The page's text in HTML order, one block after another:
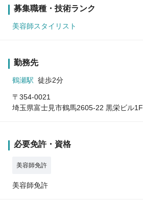
募集職種・技術ランク
美容師スタイリスト
勤務先
鶴瀬駅 徒歩2分
〒354-0021
埼玉県富士見市鶴馬2605-22 黒栄ビル1F
必要免許・資格
美容師免許
美容師免許